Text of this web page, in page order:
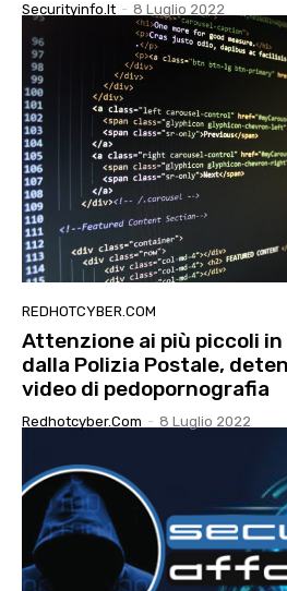
Securityinfo.it - 8 Luglio 2022
REDHOTCYBER.COM
Attenzione ai più piccoli
dalla Polizia Postale,
video di pedopornografia
Redhotcyber.com - 8 Luglio 2022